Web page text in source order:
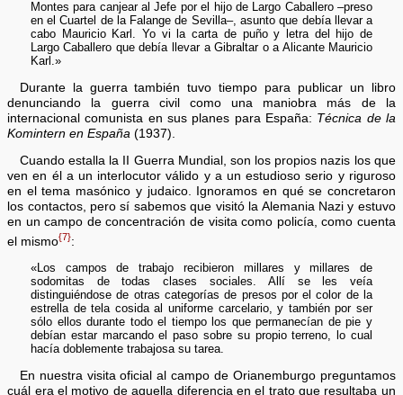
Montes para canjear al Jefe por el hijo de Largo Caballero –preso
en el Cuartel de la Falange de Sevilla–, asunto que debía llevar a
cabo Mauricio Karl. Yo vi la carta de puño y letra del hijo de
Largo Caballero que debía llevar a Gibraltar o a Alicante Mauricio
Karl.»
Durante la guerra también tuvo tiempo para publicar un libro
denunciando la guerra civil como una maniobra más de la
internacional comunista en sus planes para España: Técnica de la
Komintern en España (1937).
Cuando estalla la II Guerra Mundial, son los propios nazis los que
ven en él a un interlocutor válido y a un estudioso serio y riguroso
en el tema masónico y judaico. Ignoramos en qué se concretaron
los contactos, pero sí sabemos que visitó la Alemania Nazi y estuvo
en un campo de concentración de visita como policía, como cuenta
el mismo{7}:
«Los campos de trabajo recibieron millares y millares de
sodomitas de todas clases sociales. Allí se les veía
distinguiéndose de otras categorías de presos por el color de la
estrella de tela cosida al uniforme carcelario, y también por ser
sólo ellos durante todo el tiempo los que permanecían de pie y
debían estar marcando el paso sobre su propio terreno, lo cual
hacía doblemente trabajosa su tarea.
En nuestra visita oficial al campo de Orianemburgo preguntamos
cuál era el motivo de aquella diferencia en el trato que resultaba un